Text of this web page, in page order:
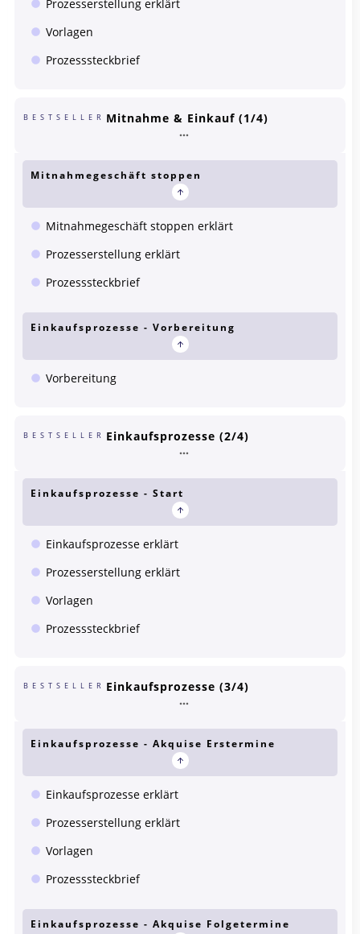
Prozesserstellung erklärt
Vorlagen
Prozesssteckbrief
BESTSELLER Mitnahme & Einkauf (1/4)
Mitnahmegeschäft stoppen
Mitnahmegeschäft stoppen erklärt
Prozesserstellung erklärt
Prozesssteckbrief
Einkaufsprozesse - Vorbereitung
Vorbereitung
BESTSELLER Einkaufsprozesse (2/4)
Einkaufsprozesse - Start
Einkaufsprozesse erklärt
Prozesserstellung erklärt
Vorlagen
Prozesssteckbrief
BESTSELLER Einkaufsprozesse (3/4)
Einkaufsprozesse - Akquise Erstermine
Einkaufsprozesse erklärt
Prozesserstellung erklärt
Vorlagen
Prozesssteckbrief
Einkaufsprozesse - Akquise Folgetermine